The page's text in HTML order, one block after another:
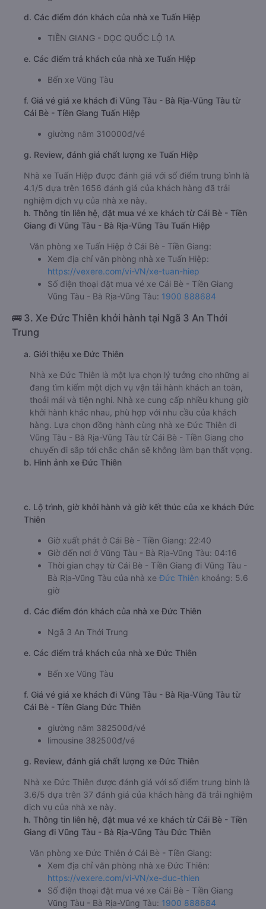
d. Các điểm đón khách của nhà xe Tuấn Hiệp
TIỀN GIANG - DỌC QUỐC LỘ 1A
e. Các điểm trả khách của nhà xe Tuấn Hiệp
Bến xe Vũng Tàu
f. Giá vé giá xe khách đi Vũng Tàu - Bà Rịa-Vũng Tàu từ
Cái Bè - Tiền Giang Tuấn Hiệp
giường nằm 310000đ/vé
g. Review, đánh giá chất lượng xe Tuấn Hiệp
Nhà xe Tuấn Hiệp được đánh giá với số điểm trung bình là
4.1/5 dựa trên 1656 đánh giá của khách hàng đã trải
nghiệm dịch vụ của nhà xe này.
h. Thông tin liên hệ, đặt mua vé xe khách từ Cái Bè - Tiền
Giang đi Vũng Tàu - Bà Rịa-Vũng Tàu Tuấn Hiệp
Văn phòng xe Tuấn Hiệp ở Cái Bè - Tiền Giang:
Xem địa chỉ văn phòng nhà xe Tuấn Hiệp:
https://vexere.com/vi-VN/xe-tuan-hiep
Số điện thoại đặt mua vé xe Cái Bè - Tiền Giang
Vũng Tàu - Bà Rịa-Vũng Tàu: 1900 888684
🚌 3. Xe Đức Thiên khởi hành tại Ngã 3 An Thới
Trung
a. Giới thiệu xe Đức Thiên
Nhà xe Đức Thiên là một lựa chọn lý tưởng cho những ai
đang tìm kiếm một dịch vụ vận tải hành khách an toàn,
thoải mái và tiện nghi. Nhà xe cung cấp nhiều khung giờ
khởi hành khác nhau, phù hợp với nhu cầu của khách
hàng. Lựa chọn đồng hành cùng nhà xe Đức Thiên đi
Vũng Tàu - Bà Rịa-Vũng Tàu từ Cái Bè - Tiền Giang cho
chuyến đi sắp tới chắc chắn sẽ không làm bạn thất vọng.
b. Hình ảnh xe Đức Thiên
c. Lộ trình, giờ khởi hành và giờ kết thúc của xe khách Đức
Thiên
Giờ xuất phát ở Cái Bè - Tiền Giang: 22:40
Giờ đến nơi ở Vũng Tàu - Bà Rịa-Vũng Tàu: 04:16
Thời gian chạy từ Cái Bè - Tiền Giang đi Vũng Tàu -
Bà Rịa-Vũng Tàu của nhà xe Đức Thiên khoảng: 5.6
giờ
d. Các điểm đón khách của nhà xe Đức Thiên
Ngã 3 An Thới Trung
e. Các điểm trả khách của nhà xe Đức Thiên
Bến xe Vũng Tàu
f. Giá vé giá xe khách đi Vũng Tàu - Bà Rịa-Vũng Tàu từ
Cái Bè - Tiền Giang Đức Thiên
giường nằm 382500đ/vé
limousine 382500đ/vé
g. Review, đánh giá chất lượng xe Đức Thiên
Nhà xe Đức Thiên được đánh giá với số điểm trung bình là
3.6/5 dựa trên 37 đánh giá của khách hàng đã trải nghiệm
dịch vụ của nhà xe này.
h. Thông tin liên hệ, đặt mua vé xe khách từ Cái Bè - Tiền
Giang đi Vũng Tàu - Bà Rịa-Vũng Tàu Đức Thiên
Văn phòng xe Đức Thiên ở Cái Bè - Tiền Giang:
Xem địa chỉ văn phòng nhà xe Đức Thiên:
https://vexere.com/vi-VN/xe-duc-thien
Số điện thoại đặt mua vé xe Cái Bè - Tiền Giang
Vũng Tàu - Bà Rịa-Vũng Tàu: 1900 888684